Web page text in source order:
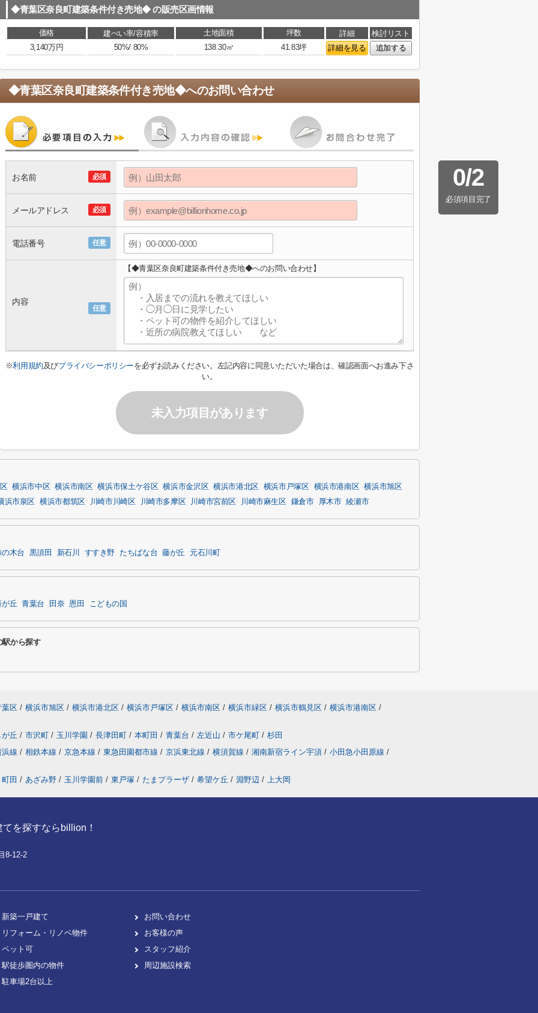
◆青葉区奈良町建築条件付き売地◆の販売区画情報
価格 建ぺい率/容積率 土地面積 坪数 詳細
検討リスト
3,140万円
50%/ 80% 138.30㎡ 41.83坪 詳細を見る 追加する
◆青葉区奈良町建築条件付き売地◆へのお問い合わせ
0/2
必須項目完了
必須
お名前
必須
メールアドレス
任意
電話番号
任意
内容
【◆青葉区奈良町建築条件付き売地◆へのお問い合わせ】
※利用規約及びプライバシーポリシーを必ずお読みください。左記内容に同意いただいた場合は、確認画面へお進み下さ
い。
未入力項目があります
横浜市中区 横浜市南区 横浜市保土ケ谷区 横浜市金沢区 横浜市港北区 横浜市戸塚区 横浜市港南区
横浜市旭区
浜市泉区 横浜市都筑区 川崎市川崎区 川崎市多摩区 川崎市宮前区 川崎市麻生区 鎌倉市 厚木市 綾瀬市
の木台 黒須田 新石川 すすき野 たちばな台 藤が丘 元石川町
が丘 青葉台 田奈 恩田 こどもの国
から探す
葉区 / 横浜市旭区 / 横浜市港北区 / 横浜市戸塚区 / 横浜市南区 / 横浜市緑区 / 横浜市鶴見区 / 横浜市港南区 /
丘 / 市沢町 / 玉川学園 / 長津田町 / 本町田 / 青葉台 / 左近山 / 市ケ尾町 / 杉田
浜線 / 相鉄本線 / 京急本線 / 東急田園都市線 / 京浜東北線 / 横須賀線 / 湘南新宿ライン宇須 / 小田急小田原線 /
町田 / あざみ野 / 玉川学園前 / 東戸塚 / たまプラーザ / 希望ケ丘 / 淵野辺 / 上大岡
を探すならbillion！
8-12-2
新築一戸建て
リフォーム・リノベ物件
ペット可
駅徒歩圏内の物件
駐車場2台以上
お問い合わせ
お客様の声
スタッフ紹介
周辺施設検索